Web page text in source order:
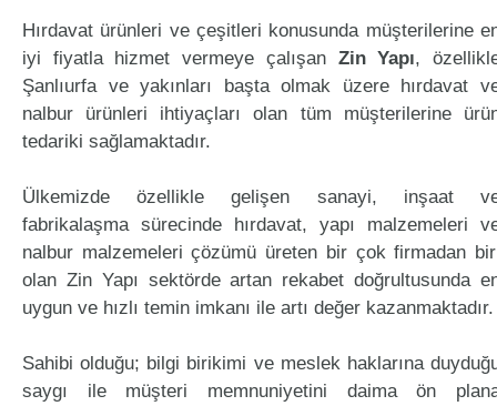
Hırdavat ürünleri ve çeşitleri konusunda müşterilerine
iyi fiyatla hizmet vermeye çalışan Zin Yapı,
Şanlıurfa ve yakınları başta olmak üzere hırdavat
nalbur ürünleri ihtiyaçları olan tüm müşterilerine
tedariki sağlamaktadır.
Ülkemizde özellikle gelişen sanayi, inşaat
fabrikalaşma sürecinde hırdavat, yapı malzemeleri
nalbur malzemeleri çözümü üreten bir çok firmadan
olan Zin Yapı sektörde artan rekabet doğrultusunda
uygun ve hızlı temin imkanı ile artı değer kazanmaktadır.
Sahibi olduğu; bilgi birikimi ve meslek haklarına
saygı ile müşteri memnuniyetini daima ön